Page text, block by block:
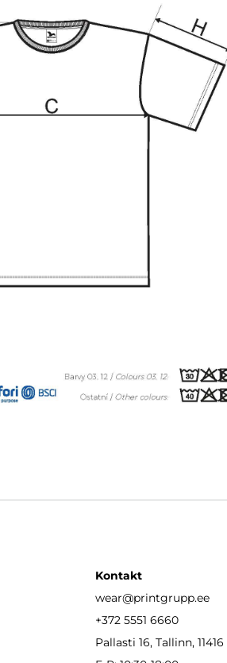
Kontakt
wear@printgrupp.ee
+372 5551 6660
Pallasti 16, Tallinn, 11416